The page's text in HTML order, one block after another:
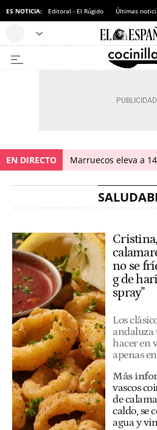
ES NOTICIA: Editoral - El Rúgido Últimas
EN DIRECTO Marruecos eleva a
no se
g de
spray"
Los
andaluza
hacer en
apenas
Más
vascos
de
caldo, se
agua y